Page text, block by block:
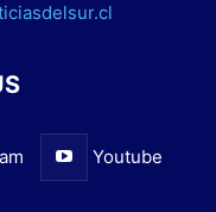
Youtube